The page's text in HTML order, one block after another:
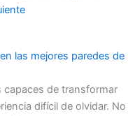
las mejores paredes de
capaces de transformar
difícil de olvidar. No